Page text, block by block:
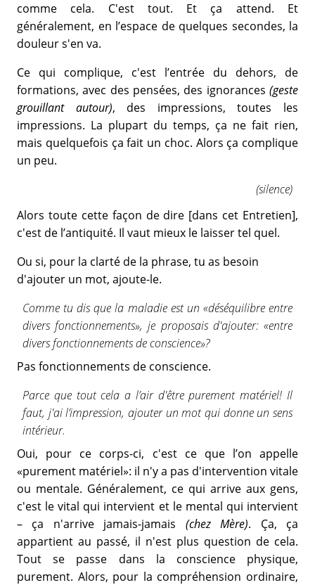
comme cela. C'est tout. Et ça attend. Et
généralement, en l’espace de quelques secondes, la
douleur s'en va.
Ce qui complique, c'est l’entrée du dehors, de
formations, avec des pensées, des ignorances (geste
grouillant autour), des impressions, toutes les
impressions. La plupart du temps, ça ne fait rien,
mais quelquefois ça fait un choc. Alors ça complique
un peu.
(silence)
Alors toute cette façon de dire [dans cet Entretien],
c'est de l’antiquité. Il vaut mieux le laisser tel quel.
Ou si, pour la clarté de la phrase, tu as besoin
d'ajouter un mot, ajoute-le.
Comme tu dis que la maladie est un «déséquilibre entre
divers fonctionnements», je proposais d'ajouter: «entre
divers fonctionnements de conscience»?
Pas fonctionnements de conscience.
Parce que tout cela a l’air d'être purement matériel! Il
faut, j'ai l’impression, ajouter un mot qui donne un sens
intérieur.
Oui, pour ce corps-ci, c'est ce que l’on appelle
«purement matériel»: il n'y a pas d'intervention vitale
ou mentale. Généralement, ce qui arrive aux gens,
c'est le vital qui intervient et le mental qui intervient
– ça n'arrive jamais-jamais (chez Mère). Ça, ça
appartient au passé, il n'est plus question de cela.
Tout se passe dans la conscience physique,
purement. Alors, pour la compréhension ordinaire,